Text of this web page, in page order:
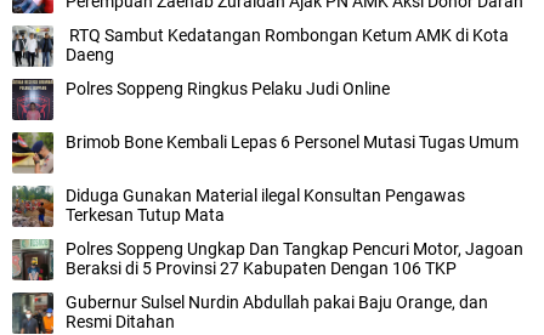
RTQ Sambut Kedatangan Rombongan Ketum AMK di Kota
Daeng
Polres Soppeng Ringkus Pelaku Judi Online
Brimob Bone Kembali Lepas 6 Personel Mutasi Tugas Umum
Diduga Gunakan Material ilegal Konsultan Pengawas
Terkesan Tutup Mata
Polres Soppeng Ungkap Dan Tangkap Pencuri Motor, Jagoan
Beraksi di 5 Provinsi 27 Kabupaten Dengan 106 TKP
Gubernur Sulsel Nurdin Abdullah pakai Baju Orange, dan
Resmi Ditahan